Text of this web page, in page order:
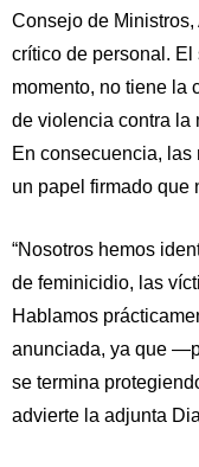
Consejo de Ministros,
crítico de personal. El
momento, no tiene la
de violencia contra la
En consecuencia,
un papel firmado que
“Nosotros hemos
de feminicidio, las
Hablamos
anunciada, ya que
se termina
advierte la adjunta